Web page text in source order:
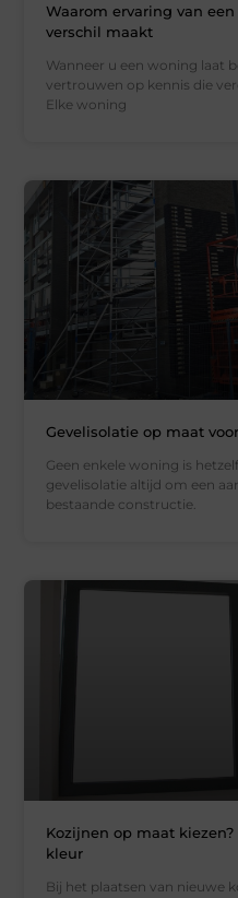
Waarom ervaring van
verschil maakt
Wanneer u een woning laat
vertrouwen op kennis die
Elke woning
Gevelisolatie op maat
Geen enkele woning is
gevelisolatie altijd om een
bestaande constructie.
Kozijnen op maat
kleur
Bij het plaatsen van nieuwe